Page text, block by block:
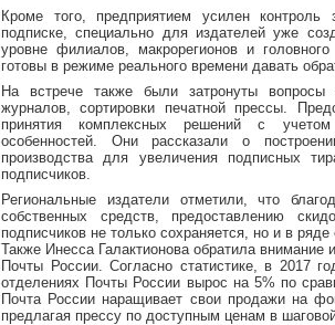
Кроме того, предприятием усилен контроль
подписке, специально для издателей уже
уровне филиалов, макрорегионов и
готовы в режиме реального времени давать
На встрече также были затронуты вопросы
журналов, сортировки печатной прессы.
принятия комплексных решений с учетом
особенностей. Они рассказали о
производства для увеличения подписных
подписчиков.
Региональные издатели отметили, что
собственных средств, предоставлению
подписчиков не только сохраняется, но и в ряде
Также Инесса Галактионова обратила внимание
Почты России. Согласно статистике, в 2017
отделениях Почты России вырос на 5% по
Почта России наращивает свои продажи на
предлагая прессу по доступным ценам в